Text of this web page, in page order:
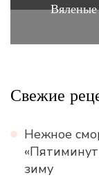
Свежие
Нежное
зиму